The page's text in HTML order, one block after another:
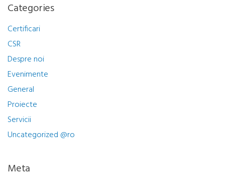
Categories
Certificari
CSR
Despre noi
Evenimente
General
Proiecte
Servicii
Uncategorized @ro
Meta